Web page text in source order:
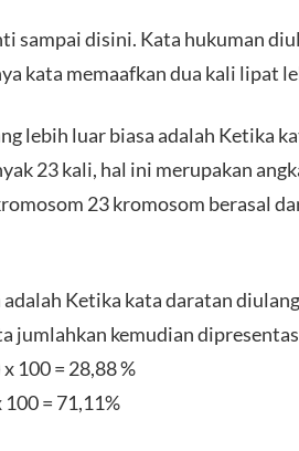
sampai disini. Kata hukuman
kata memaafkan dua kali lipat
lebih luar biasa adalah Ketika
23 kali, hal ini merupakan
23 kromosom berasal
Ketika kata daratan
jumlahkan kemudian
100 = 28,88 %
100 = 71,11%